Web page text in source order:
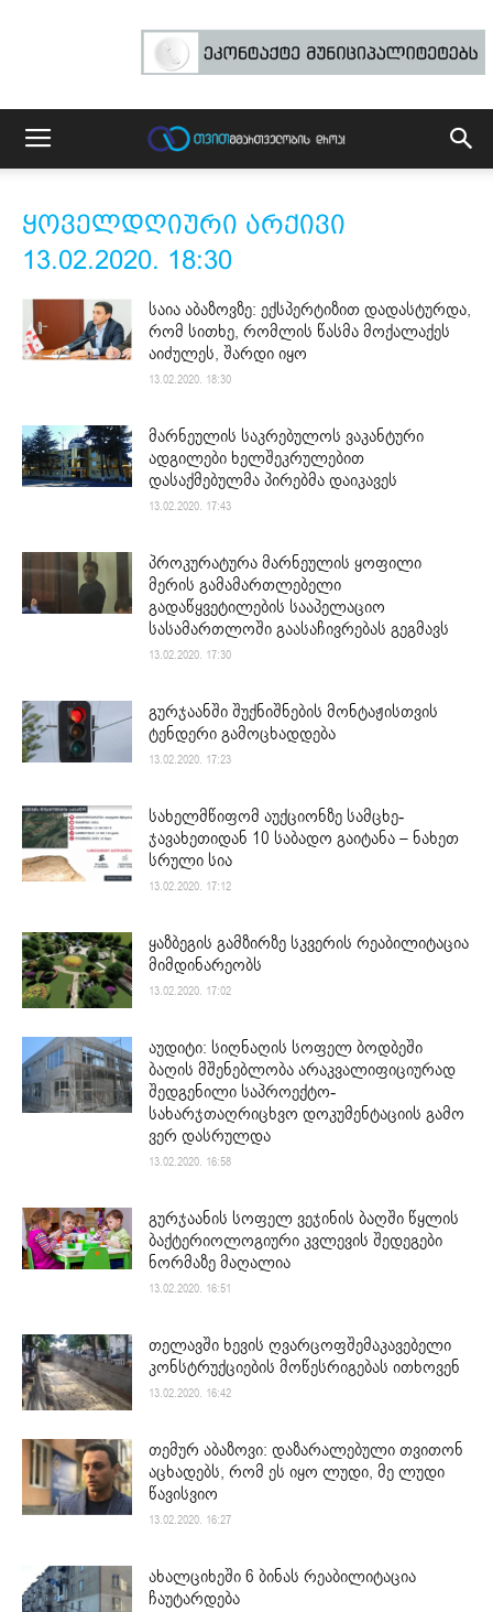
ყოველდღიური არქივი
13.02.2020. 18:30
საია აბაზოვზე: ექსპერტიზით დადასტურდა,
რომ სითხე, რომლის წასმა მოქალაქეს
აიძულეს, შარდი იყო
13.02.2020. 18:30
მარნეულის საკრებულოს ვაკანტური
ადგილები ხელშეკრულებით
დასაქმებულმა პირებმა დაიკავეს
13.02.2020. 17:43
პროკურატურა მარნეულის ყოფილი
მერის გამამართლებელი
გადაწყვეტილების სააპელაციო
სასამართლოში გაასაჩივრებას გეგმავს
13.02.2020. 17:30
გურჯაანში შუქნიშნების მონტაჟისთვის
ტენდერი გამოცხადდება
13.02.2020. 17:23
სახელმწიფომ აუქციონზე სამცხე-
ჯავახეთიდან 10 საბადო გაიტანა – ნახეთ
სრული სია
13.02.2020. 17:12
ყაზბეგის გამზირზე სკვერის რეაბილიტაცია
მიმდინარეობს
13.02.2020. 17:02
აუდიტი: სიღნაღის სოფელ ბოდბეში
ბაღის მშენებლობა არაკვალიფიციურად
შედგენილი საპროექტო-
სახარჯთაღრიცხვო დოკუმენტაციის გამო
ვერ დასრულდა
13.02.2020. 16:58
გურჯაანის სოფელ ვეჯინის ბაღში წყლის
ბაქტერიოლოგიური კვლევის შედეგები
ნორმაზე მაღალია
13.02.2020. 16:51
თელავში ხევის ღვარცოფშემაკავებელი
კონსტრუქციების მოწესრიგებას ითხოვენ
13.02.2020. 16:42
თემურ აბაზოვი: დაზარალებული თვითონ
აცხადებს, რომ ეს იყო ლუდი, მე ლუდი
წავისვიო
13.02.2020. 16:27
ახალციხეში 6 ბინას რეაბილიტაცია
ჩაუტარდება